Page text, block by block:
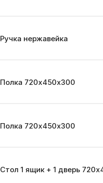
Ручка нержавейка
Полка 720х450х300
Полка 720х450х300
Стол 1 ящик + 1 дверь